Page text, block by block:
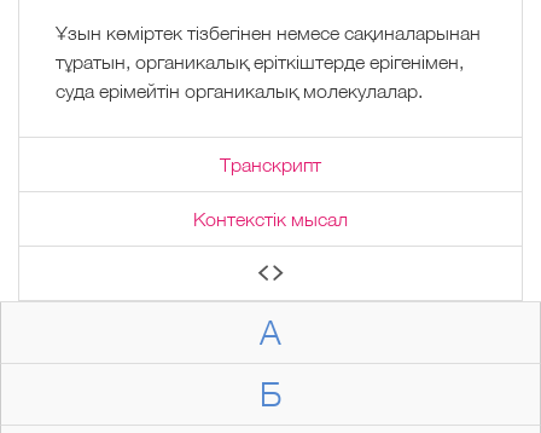
А
Б
Ұзын көміртек тізбегінен немесе сақиналарынан
тұратын, органикалық еріткіштерде ерігенімен,
суда ерімейтін органикалық молекулалар.
Транскрипт
Контекстік мысал